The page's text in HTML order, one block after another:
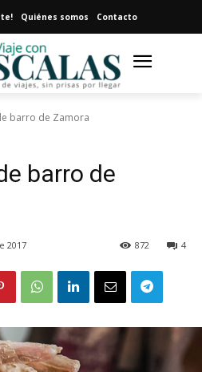
Quiénes somos Contacto
barro de Zamora
barro de
2017 4
872